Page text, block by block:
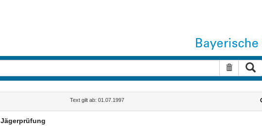
Suche
Text gilt ab: 01.07.1997
Jägerprüfung